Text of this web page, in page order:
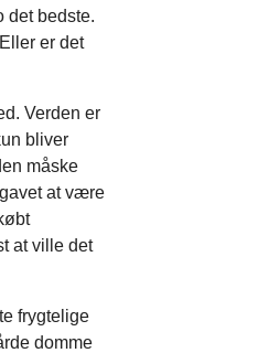
det bedste.
er det
Verden er
bliver
måske
at være
at ville det
frygtelige
domme